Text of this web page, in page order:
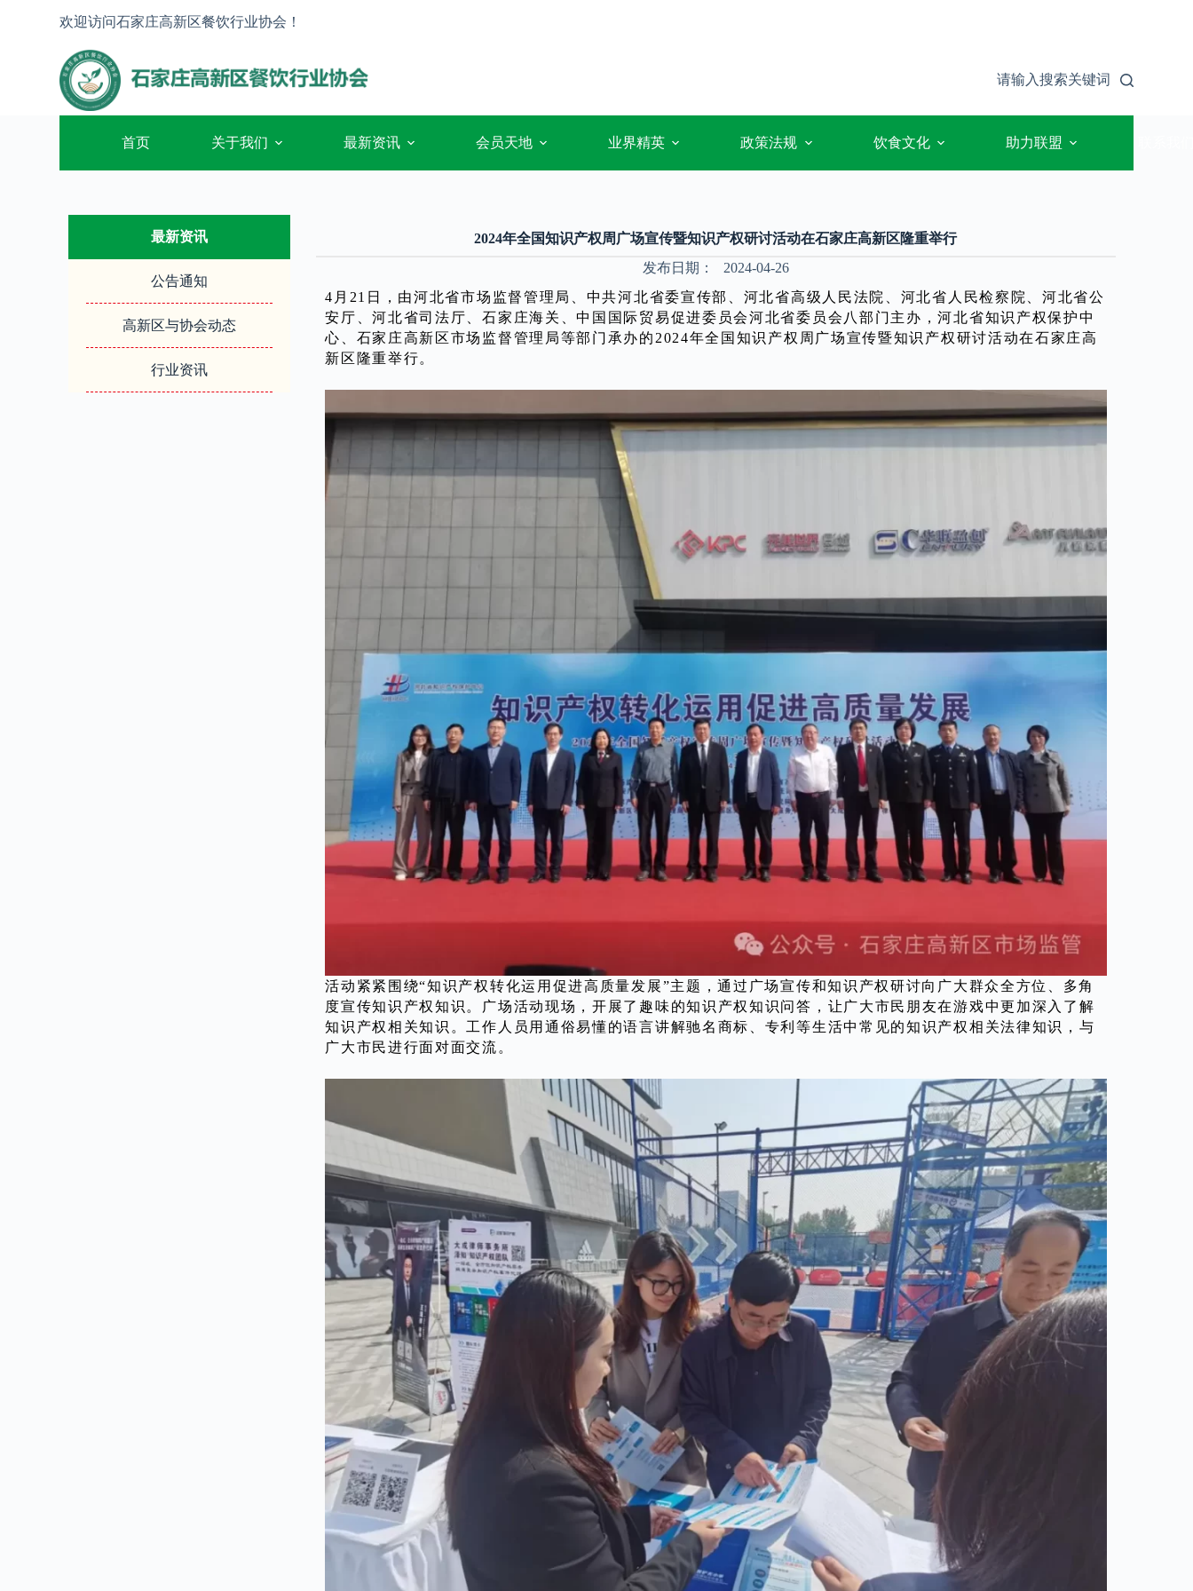
欢迎访问石家庄高新区餐饮行业协会！
请输入搜索关键词
首页 关于我们 最新资讯 会员天地 业界精英 政策法规 饮食文化 助力联盟
最新资讯
公告通知
高新区与协会动态
行业资讯
2024年全国知识产权周广场宣传暨知识产权研讨活动在石家庄高新区隆重举行
发布日期：
2024-04-26
4月21日，由河北省市场监督管理局、中共河北省委宣传部、河北省高级人民法院、河北省人民检察院、河北省公
安厅、河北省司法厅、石家庄海关、中国国际贸易促进委员会河北省委员会八部门主办，河北省知识产权保护中
心、石家庄高新区市场监督管理局等部门承办的2024年全国知识产权周广场宣传暨知识产权研讨活动在石家庄高
新区隆重举行。
活动紧紧围绕“知识产权转化运用促进高质量发展”主题，通过广场宣传和知识产权研讨向广大群众全方位、多角
度宣传知识产权知识。广场活动现场，开展了趣味的知识产权知识问答，让广大市民朋友在游戏中更加深入了解
知识产权相关知识。工作人员用通俗易懂的语言讲解驰名商标、专利等生活中常见的知识产权相关法律知识，与
广大市民进行面对面交流。